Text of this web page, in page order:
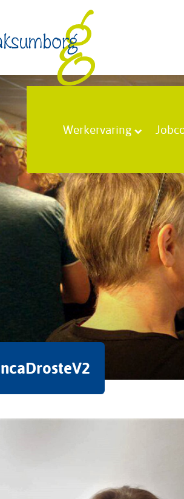
Werkervaring